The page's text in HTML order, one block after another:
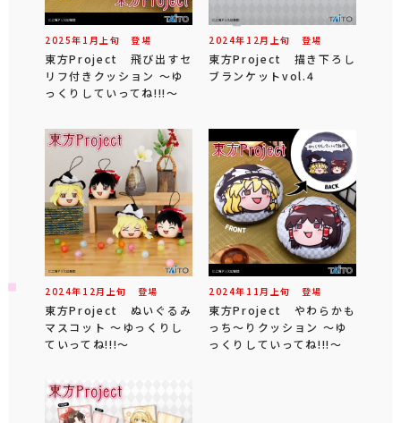
2025年 1 月 上旬 登場
東方Project 飛び出すセ
リフ付きクッション ～ゆ
っくりしていってね!!!～
2024年 12 月 上旬 登場
東方Project 描き下ろし
ブランケットvol.4
2024年 12 月 上旬 登場
東方Project ぬいぐるみ
マスコット ～ゆっくりし
ていってね!!!～
2024年 11 月 上旬 登場
東方Project やわらかも
っち～りクッション ～ゆ
っくりしていってね!!!～